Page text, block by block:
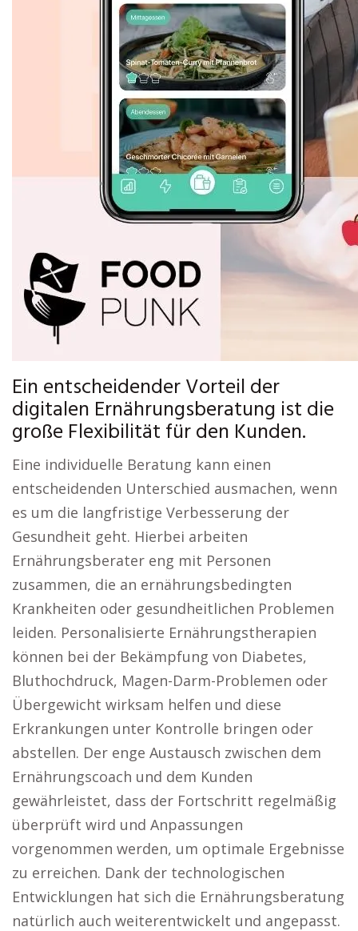
Ein entscheidender Vorteil der
digitalen Ernährungsberatung ist die
große Flexibilität für den Kunden.
Eine individuelle Beratung kann einen
entscheidenden Unterschied ausmachen, wenn
es um die langfristige Verbesserung der
Gesundheit geht. Hierbei arbeiten
Ernährungsberater eng mit Personen
zusammen, die an ernährungsbedingten
Krankheiten oder gesundheitlichen Problemen
leiden. Personalisierte Ernährungstherapien
können bei der Bekämpfung von Diabetes,
Bluthochdruck, Magen-Darm-Problemen oder
Übergewicht wirksam helfen und diese
Erkrankungen unter Kontrolle bringen oder
abstellen. Der enge Austausch zwischen dem
Ernährungscoach und dem Kunden
gewährleistet, dass der Fortschritt regelmäßig
überprüft wird und Anpassungen
vorgenommen werden, um optimale Ergebnisse
zu erreichen. Dank der technologischen
Entwicklungen hat sich die Ernährungsberatung
natürlich auch weiterentwickelt und angepasst.